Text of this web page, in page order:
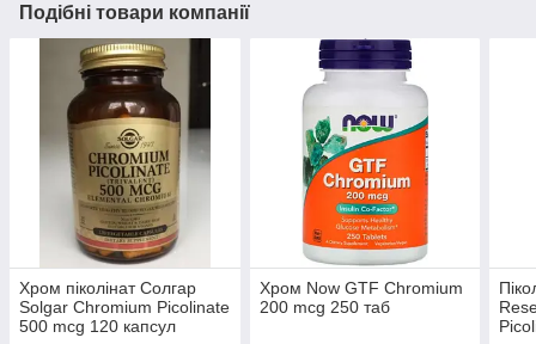
Подібні товари компанії
Хром піколінат Солгар
Solgar Chromium Picolinate
500 mcg 120 капсул
Хром Now GTF Chromium
200 mcg 250 таб